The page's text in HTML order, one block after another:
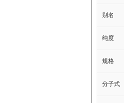
别名
纯度
规格
分子式